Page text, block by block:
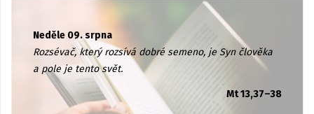
Neděle 09. srpna
Rozsévač, který rozsívá dobré semeno, je Syn člověka
a pole je tento svět.
Mt 13,37–38